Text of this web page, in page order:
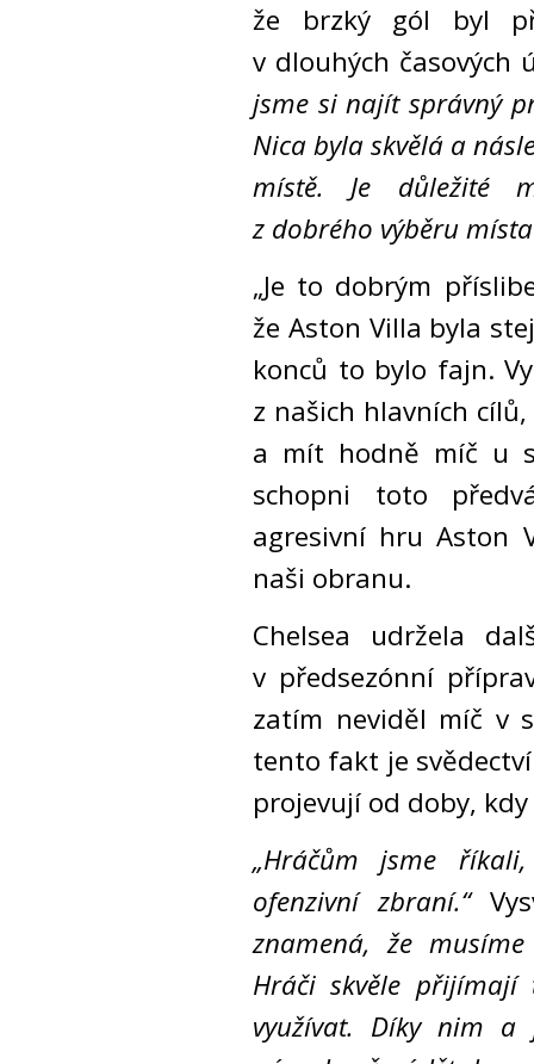
že brzký gól byl
v dlouhých časových
jsme si najít správný
Nica byla skvělá a
místě. Je důležité
z dobrého výběru
„Je to dobrým
že Aston Villa byla
konců to bylo fajn.
z našich hlavních
a mít hodně míč u
schopni toto
agresivní hru Aston
naši obranu.
Chelsea udržela
v předsezónní
zatím neviděl míč v
tento fakt je
projevují od doby,
„Hráčům jsme
ofenzivní zbraní.“
znamená, že
Hráči skvěle
využívat. Díky nim a